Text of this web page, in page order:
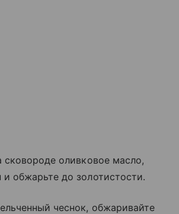
сковороде оливковое масло,
обжарьте до золотистости.
чеснок, обжаривайте